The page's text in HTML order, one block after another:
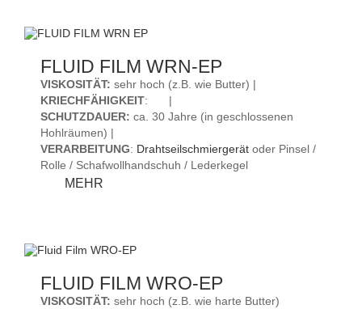
FLUID FILM WRN-EP
VISKOSITÄT: sehr hoch (z.B. wie Butter) |
KRIECHFÄHIGKEIT:
SCHUTZDAUER: ca. 30 Jahre (in geschlossenen
Hohlräumen) |
VERARBEITUNG: Drahtseilschmiergerät oder Pinsel /
Rolle / Schafwollhandschuh / Lederkegel
MEHR
FLUID FILM WRO-EP
VISKOSITÄT: sehr hoch (z.B. wie harte Butter)